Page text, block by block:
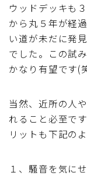
ブルべレポート
ブルべレポート
ブルべレポート
ウッドデッキも
から丸５年が経
い道が未だに発
でした。この試
かなり有望です(
当然、近所の人
れること必至で
リットも下記の
１、騒音を気に